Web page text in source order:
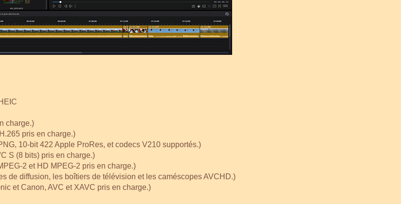
charge.)
pris en charge.)
10-bit 422 Apple ProRes, et codecs V210 supportés.)
S (8 bits) pris en charge.)
2 et HD MPEG-2 pris en charge.)
de diffusion, les boîtiers de télévision et les caméscopes AVCHD.)
et Canon, AVC et XAVC pris en charge.)